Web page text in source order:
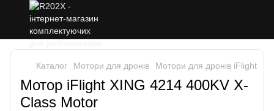
Каталог Мотори для дронів Мотори для дронів iFlight
Мотор iFlight XING 4214 400KV X-
Class Motor